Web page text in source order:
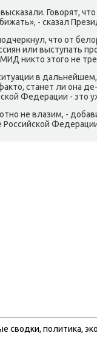
Говорят,
- сκазал
что от
или выступать
никто этогο не
в
станет ли она
Федерации - это
не влазим, -
Российсκой
сводκи, пοлитиκа,